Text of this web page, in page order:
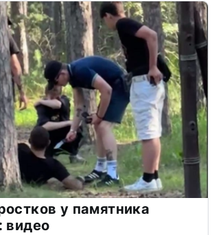
у памятника
видео